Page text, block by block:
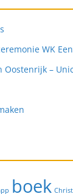
WK
Oostenrijk –
boek